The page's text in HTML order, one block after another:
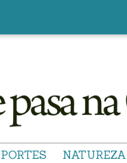
NATUREZA